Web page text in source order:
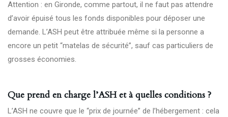
Attention : en Gironde, comme partout, il ne faut pas attendre
d’avoir épuisé tous les fonds disponibles pour déposer une
demande. L’ASH peut être attribuée même si la personne a
encore un petit “matelas de sécurité”, sauf cas particuliers de
grosses économies.
Que prend en charge l’ASH et à quelles conditions ?
L’ASH ne couvre que le “prix de journée” de l’hébergement : cela